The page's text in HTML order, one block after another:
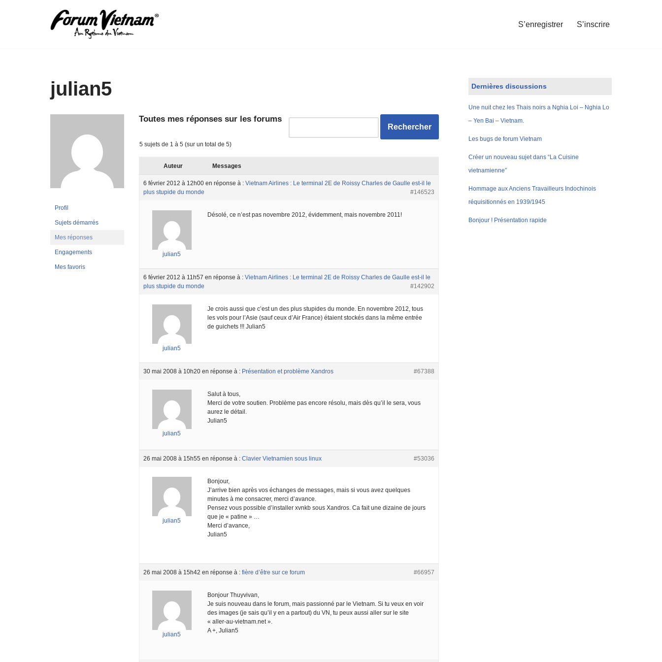
S’enregistrer S’inscrire
julian5
Profil
Sujets démarrés
Mes réponses
Engagements
Mes favoris
Toutes mes réponses sur les forums
5 sujets de 1 à 5 (sur un total de 5)
Auteur Messages
6 février 2012 à 12h00 en réponse à : Vietnam Airlines : Le terminal 2E de Roissy Charles de Gaulle est-il le
plus stupide du monde
#146523
julian5
Désolé, ce n’est pas novembre 2012, évidemment, mais novembre 2011!
6 février 2012 à 11h57 en réponse à : Vietnam Airlines : Le terminal 2E de Roissy Charles de Gaulle est-il le
plus stupide du monde
#142902
julian5
Je crois aussi que c’est un des plus stupides du monde. En novembre 2012, tous
les vols pour l’Asie (sauf ceux d’Air France) étaient stockés dans la même entrée
de guichets !!! Julian5
30 mai 2008 à 10h20 en réponse à : Présentation et problème Xandros #67388
julian5
Salut à tous,
Merci de votre soutien. Problème pas encore résolu, mais dès qu’il le sera, vous
aurez le détail.
Julian5
26 mai 2008 à 15h55 en réponse à : Clavier Vietnamien sous linux #53036
julian5
Bonjour,
J’arrive bien après vos échanges de messages, mais si vous avez quelques
minutes à me consacrer, merci d’avance.
Pensez vous possible d’installer xvnkb sous Xandros. Ca fait une dizaine de jours
que je « patine » …
Merci d’avance,
Julian5
26 mai 2008 à 15h42 en réponse à : fière d’être sur ce forum #66957
julian5
Bonjour Thuyvivan,
Je suis nouveau dans le forum, mais passionné par le Vietnam. Si tu veux en voir
des images (je sais qu’il y en a partout) du VN, tu peux aussi aller sur le site
« aller-au-vietnam.net ».
A +, Julian5
Dernières discussions
Une nuit chez les Thais noirs a Nghia Loi – Nghia Lo
– Yen Bai – Vietnam.
Les bugs de forum Vietnam
Créer un nouveau sujet dans “La Cuisine
vietnamienne”
Hommage aux Anciens Travailleurs Indochinois
réquisitionnés en 1939/1945
Bonjour ! Présentation rapide